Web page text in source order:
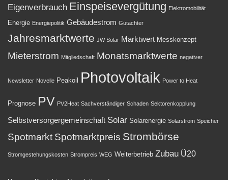
Eigenverbrauch Einspeisevergütung Elektromobilität
Energie Energiepolitik Gebäudestrom Gutachter
Jahresmarktwerte JW Solar Marktwert Messkonzept
Mieterstrom Mitgliedschaft Monatsmarktwerte negativer
Newsletter Novelle Peakoil Photovoltaik Power to Heat
Prognose PV PV2Heat Sachverständiger Schaden Sektorenkopplung
Selbstversorgergemeinschaft Solar Solarenergie Solarstrom Speicher
Spotmarkt Spotmarktpreis Strombörse
Stromgestehungskosten Strompreis WEG Weiterbetrieb Zubau Ü20